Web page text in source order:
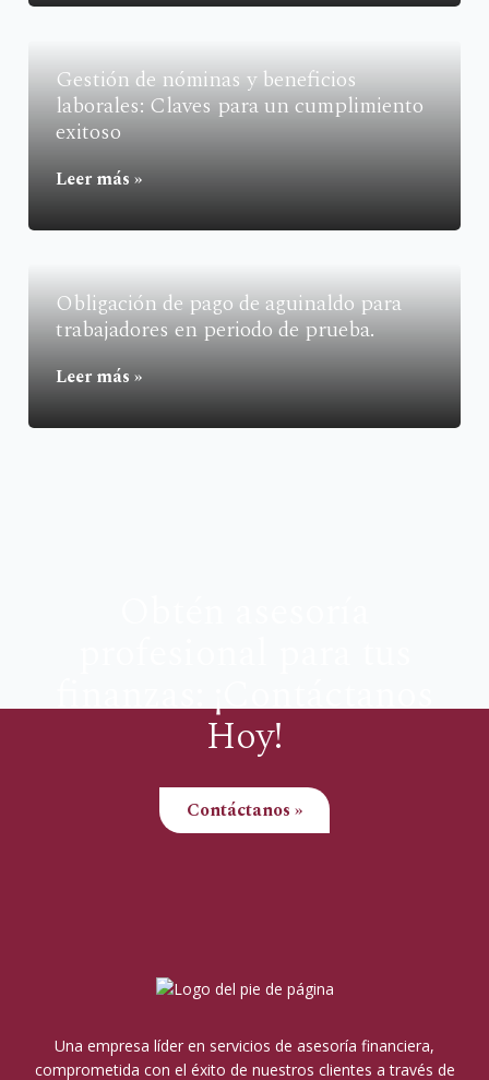
Gestión de nóminas y beneficios
laborales: Claves para un cumplimiento
exitoso
Leer más »
Obligación de pago de aguinaldo para
trabajadores en periodo de prueba.
Leer más »
finanzas: ¡Contáctanos
Hoy!
Contáctanos »
Una empresa líder en servicios de asesoría financiera,
comprometida con el éxito de nuestros clientes a través de